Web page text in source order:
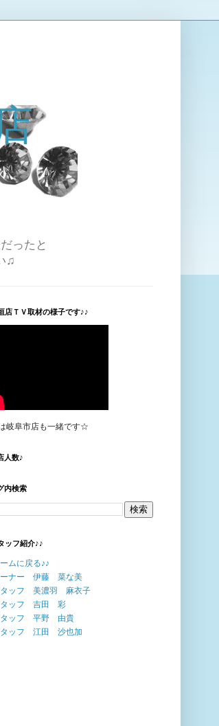
ったと
♫
店ＴＶ取材の様子です♪♪
岐阜市店も一緒です☆
人数♪
内検索
ッフ紹介♪♪
ムに戻る♪♪
ーナー 伊藤 菜な美
タッフ 美濃羽 麻衣子
タッフ 吉田 彩
タッフ 平野 由貴
タッフ 江田 沙也加